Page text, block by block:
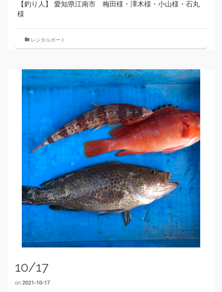
【釣り人】 愛知県江南市 梅田様・澤木様・小山様・石丸
様
レンタルボート
10/17
on 2021-10-17